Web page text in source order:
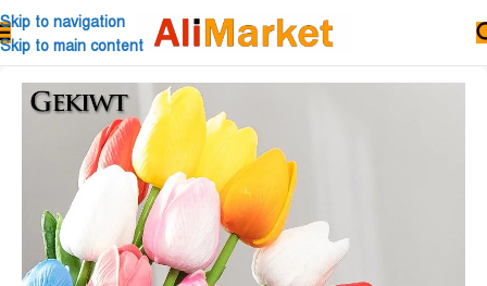
Skip to navigation
Skip to main content